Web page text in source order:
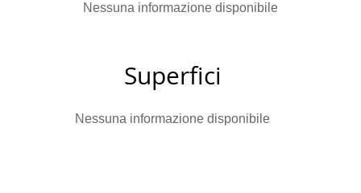
Nessuna informazione disponibile
Superfici
Nessuna informazione disponibile